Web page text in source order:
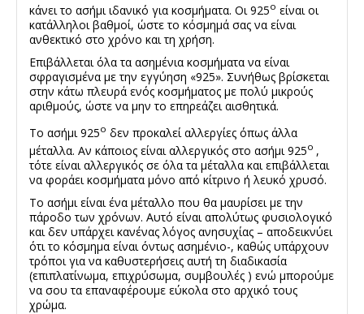
κάνει το ασήμι ιδανικό για κοσμήματα. Οι 925ο είναι οι
κατάλληλοι βαθμοί, ώστε το κόσμημά σας να είναι
ανθεκτικό στο χρόνο και τη χρήση.
Επιβάλλεται όλα τα ασημένια κοσμήματα να είναι
σφραγισμένα με την εγγύηση «925». Συνήθως βρίσκεται
στην κάτω πλευρά ενός κοσμήματος με πολύ μικρούς
αριθμούς, ώστε να μην το επηρεάζει αισθητικά.
Το ασήμι 925ο δεν προκαλεί αλλεργίες όπως άλλα
μέταλλα. Αν κάποιος είναι αλλεργικός στο ασήμι 925ο ,
τότε είναι αλλεργικός σε όλα τα μέταλλα και επιβάλλεται
να φοράει κοσμήματα μόνο από κίτρινο ή λευκό χρυσό.
Το ασήμι είναι ένα μέταλλο που θα μαυρίσει με την
πάροδο των χρόνων. Αυτό είναι απολύτως φυσιολογικό
και δεν υπάρχει κανένας λόγος ανησυχίας – αποδεικνύει
ότι το κόσμημα είναι όντως ασημένιο-, καθώς υπάρχουν
τρόποι για να καθυστερήσεις αυτή τη διαδικασία
(επιπλατίνωμα, επιχρύσωμα, συμβουλές ) ενώ μπορούμε
να σου τα επαναφέρουμε εύκολα στο αρχικό τους
χρώμα.